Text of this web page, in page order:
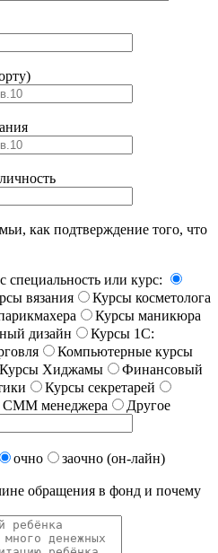
как подтверждение того, что
или курс:
вязания
Курсы косметолога
Курсы маникюра
дизайн
Курсы 1С:
Компьютерные курсы
Курсы Хиджамы
Финансовый
Курсы секретарей
СММ менеджера Другое
очно
заочно (он-лайн)
обращения в фонд и почему